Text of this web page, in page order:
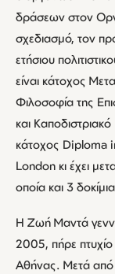
δράσεων στον
σχεδιασμό, τον
ετήσιου
είναι κάτοχος
Φιλοσοφία της
και
κάτοχος Diploma
London κι έχει
οποία και 3
Η Ζωή Μαντά
2005, πήρε
Αθήνας. Μετά από